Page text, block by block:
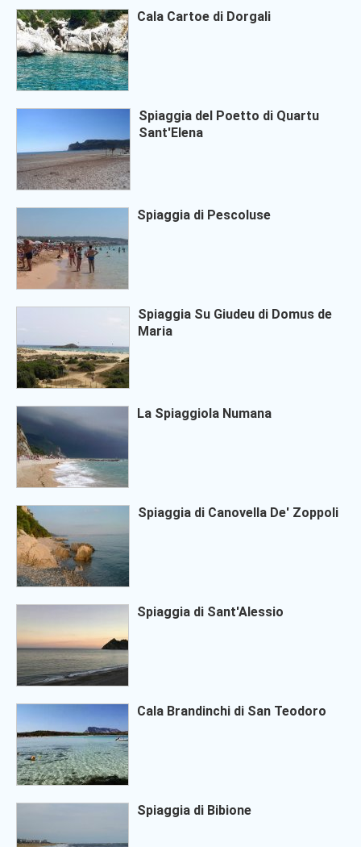
Cala Cartoe di Dorgali
Spiaggia del Poetto di Quartu
Sant'Elena
Spiaggia di Pescoluse
Spiaggia Su Giudeu di Domus de
Maria
La Spiaggiola Numana
Spiaggia di Canovella De' Zoppoli
Spiaggia di Sant'Alessio
Cala Brandinchi di San Teodoro
Spiaggia di Bibione